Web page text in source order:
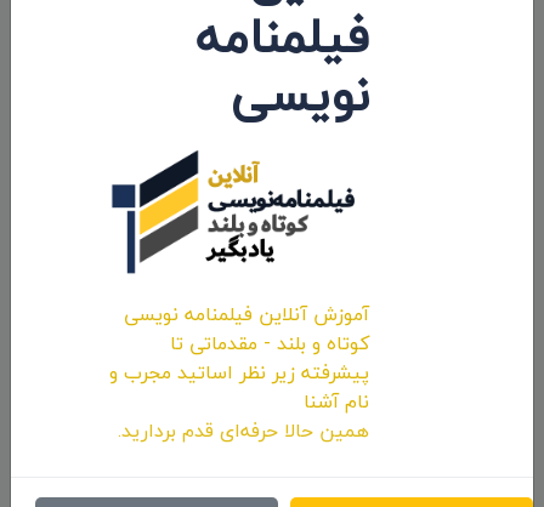
اولین کامنت و یا نظر را شما ثبت کنید.
فیلمنامه
نویسی
آموزش آنلاین فیلمنامه نویسی
کوتاه و بلند - مقدماتی تا
پیشرفته زیر نظر اساتید مجرب و
نام آشنا
همین حالا حرفه‌ای قدم بردارید.